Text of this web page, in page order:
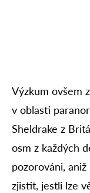
Výzkum ovšem
v oblasti
Sheldrake z
osm z každých
pozorováni,
zjistit, jestli lze